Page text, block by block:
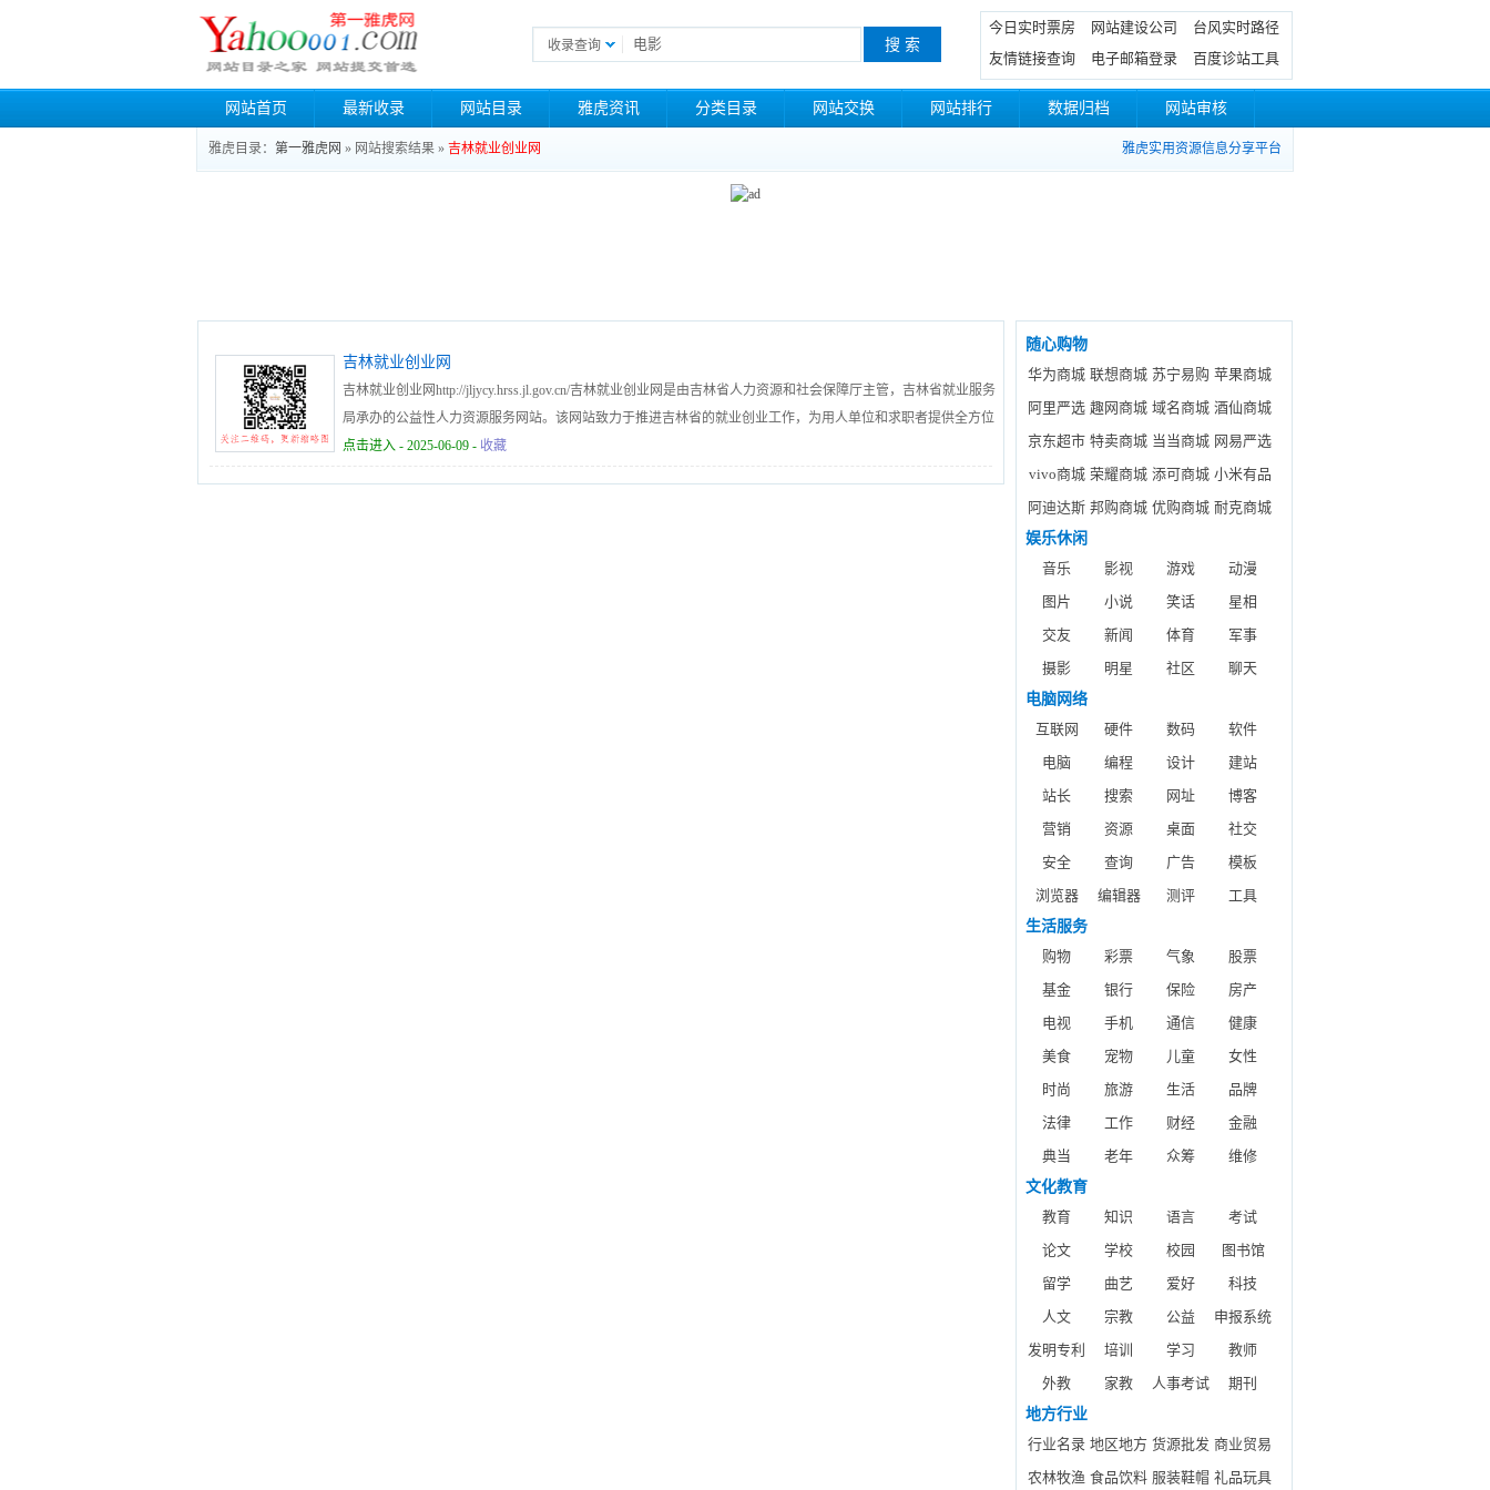
收录查询
今日实时票房 网站建设公司
台风实时路径
友情链接查询
电子邮箱登录 百度诊站工具
网站首页 最新收录 网站目录 雅虎资讯 分类目录 网站交换 网站排行 数据归档 网站审核
雅虎目录： 第一雅虎网 » 网站搜索结果 » 吉林就业创业网 雅虎实用资源信息分享平台
吉林就业创业网
吉林就业创业网http://jljycy.hrss.jl.gov.cn/吉林就业创业网是由吉林省人力资源和社会保障厅主管，吉林省就业服务
局承办的公益性人力资源服务网站。该网站致力于推进吉林省的就业创业工作，为用人单位和求职者提供全方位
的服务。
点击进入 - 2025-06-09 - 收藏
随心购物
华为商城 联想商城 苏宁易购 苹果商城
阿里严选 趣网商城 域名商城 酒仙商城
京东超市 特卖商城 当当商城 网易严选
vivo商城 荣耀商城 添可商城 小米有品
阿迪达斯 邦购商城 优购商城 耐克商城
娱乐休闲
音乐
影视 游戏
动漫
图片
小说 笑话
星相
交友
新闻 体育
军事
摄影
明星 社区
聊天
电脑网络
互联网
硬件 数码
软件
电脑
编程 设计
建站
站长
搜索 网址
博客
营销
资源 桌面
社交
安全
查询 广告
模板
浏览器
编辑器 测评
工具
生活服务
购物
彩票 气象
股票
基金
银行 保险
房产
电视
手机 通信
健康
美食
宠物 儿童
女性
时尚
旅游 生活
品牌
法律
工作 财经
金融
典当
老年 众筹
维修
文化教育
教育
知识 语言
考试
论文
学校 校园
图书馆
留学
曲艺 爱好
科技
人文
宗教 公益
申报系统
发明专利
培训 学习
教师
外教
家教 人事考试
期刊
地方行业
行业名录 地区地方 货源批发 商业贸易
农林牧渔 食品饮料 服装鞋帽 礼品玩具